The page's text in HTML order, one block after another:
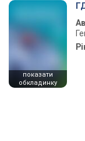
показати
обкладинку